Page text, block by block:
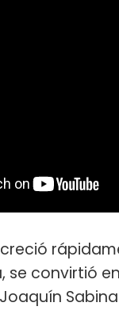
se convirtió